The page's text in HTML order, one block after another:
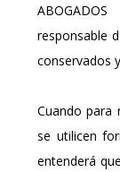
responsable
conservados
Cuando para
se utilicen
entenderá